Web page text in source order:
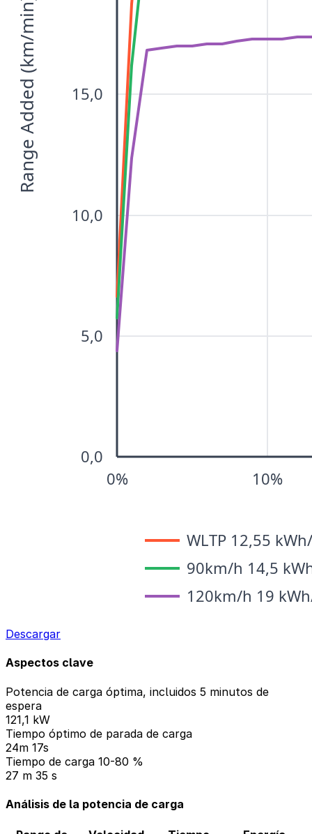
Descargar
Aspectos clave
Potencia de carga óptima, incluidos 5 minutos de
espera
121,1 kW
Tiempo óptimo de parada de carga
24m 17s
Tiempo de carga 10-80 %
27 m 35 s
Análisis de la potencia de carga